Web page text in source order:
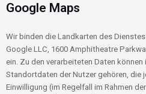
Google Maps
Wir binden die Landkarten des
Google LLC, 1600 Amphitheatre
ein. Zu den verarbeiteten Daten
Standortdaten der Nutzer gehören, die
Einwilligung (im Regelfall im Rahmen